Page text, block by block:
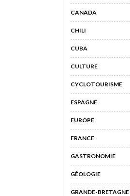
CANADA
CHILI
CUBA
CULTURE
CYCLOTOURISME
ESPAGNE
EUROPE
FRANCE
GASTRONOMIE
GÉOLOGIE
GRANDE-BRETAGNE